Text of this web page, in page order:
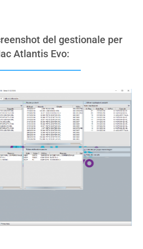
del gestionale per
Atlantis Evo: